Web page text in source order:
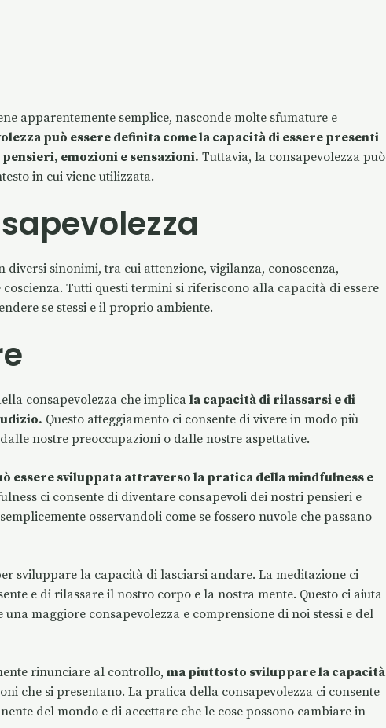
apparentemente semplice, nasconde molte sfumature e
può essere definita come la capacità di essere presenti
emozioni e sensazioni. Tuttavia, la consapevolezza può
in cui viene utilizzata.
diversi sinonimi, tra cui attenzione, vigilanza, conoscenza,
Tutti questi termini si riferiscono alla capacità di essere
se stessi e il proprio ambiente.
consapevolezza che implicala capacità di rilassarsi e di
Questo atteggiamento ci consente di vivere in modo più
nostre preoccupazioni o dalle nostre aspettative.
essere sviluppata attraverso la pratica della mindfulness e
ci consente di diventare consapevoli dei nostri pensieri e
osservandoli come se fossero nuvole che passano
sviluppare la capacità di lasciarsi andare. La meditazione ci
e di rilassare il nostro corpo e la nostra mente. Questo ci aiuta
una maggiore consapevolezza e comprensione di noi stessi e del
rinunciare al controllo, ma piuttosto sviluppare la capacità
che si presentano. La pratica della consapevolezza ci consente
del mondo e di accettare che le cose possono cambiare in